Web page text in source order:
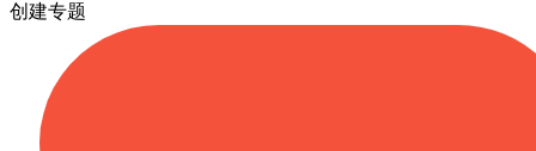
创建专题